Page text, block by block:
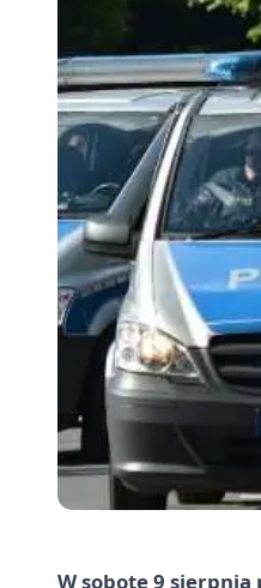
W sobotę 9 sierpnia